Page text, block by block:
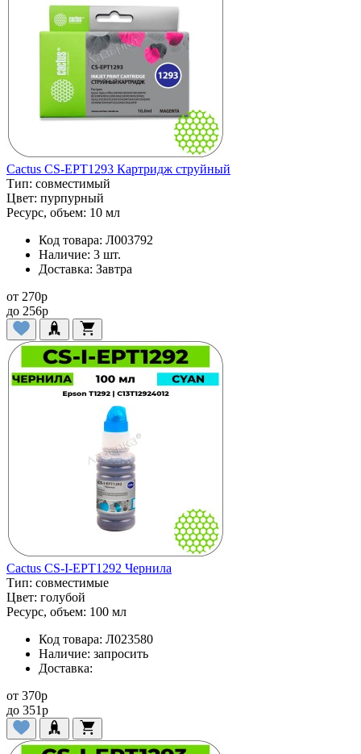
Cactus CS-EPT1293 Картридж струйный
Тип: совместимый
Цвет: пурпурный
Ресурс, объем: 10 мл
Код товара: Л003792
Наличие: 3 шт.
Доставка: Завтра
от 270p
до 256p
Cactus CS-I-EPT1292 Чернила
Тип: совместимые
Цвет: голубой
Ресурс, объем: 100 мл
Код товара: Л023580
Наличие: запросить
Доставка:
от 370p
до 351p